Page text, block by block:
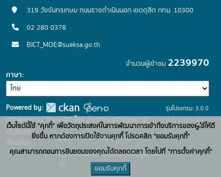
319 วังจันทรเกษม ถนนราชดำเนินนอก เขตดุสิต กทม. 10300
02 280 0378
BICT_MOE@sueksa.go.th
จำนวนผู้เข้าชม 2239970
ภาษา
Powered by:
สนับสนุนระบบ Thai-GDC โดย สำนักงานสถิติแห่งชาติ
เว็บไซต์ที่
เกี่ยวข้อง:
ระบบบัญชีข้อมูลภาครัฐ
บริการนามานุกรมบัญชีข้อมูลภาค
รุ่นโปรแกรม: 3.0.0
วันที่: 2025-06-
26
เว็บไซต์นี้ใช้ "คุกกี้" เพื่อวัตถุประสงค์ในการพัฒนาการเข้าถึงบริการของผู้ใช้ให้ดี
ยิ่งขึ้น หากต้องการเปิดใช้งานคุกกี้ โปรดคลิก "ยอมรับคุกกี้"
คุณสามารถถอนการยินยอมของคุณได้ตลอดเวลา โดยไปที่ "การตั้งค่าคุกกี้"
ยอมรับคุกกี้
x